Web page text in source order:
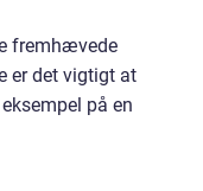
fremhævede
er det vigtigt at
på en